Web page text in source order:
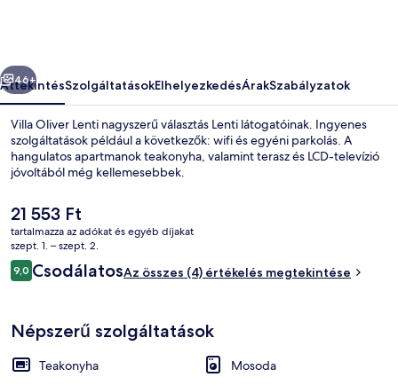
apartman, teraszos udvar | Ingyenes
Következő
46+
ÁttekintésSzolgáltatásokElhelyezkedésÁrakSzabályzatok
Villa Oliver Lenti nagyszerű választás Lenti látogatóinak. Ingyenes
szolgáltatások például a következők: wifi és egyéni parkolás. A
hangulatos apartmanok teakonyha, valamint terasz és LCD-televízió
jóvoltából még kellemesebbek.
A
jelenlegi
ár
21 553 Ft
21 553 Ft
tartalmazza az adókat és egyéb díjakat
szept. 1. – szept. 2.
Értékelések
9,09,0 ennyiből: 10
CsodálatosAz összes (4) értékelés megtekintése
Népszerű szolgáltatások
Teakonyha
Mosoda